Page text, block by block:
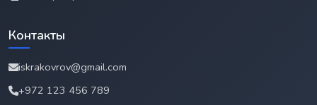
Контакты
iskrakovrov@gmail.com
+972 123 456 789